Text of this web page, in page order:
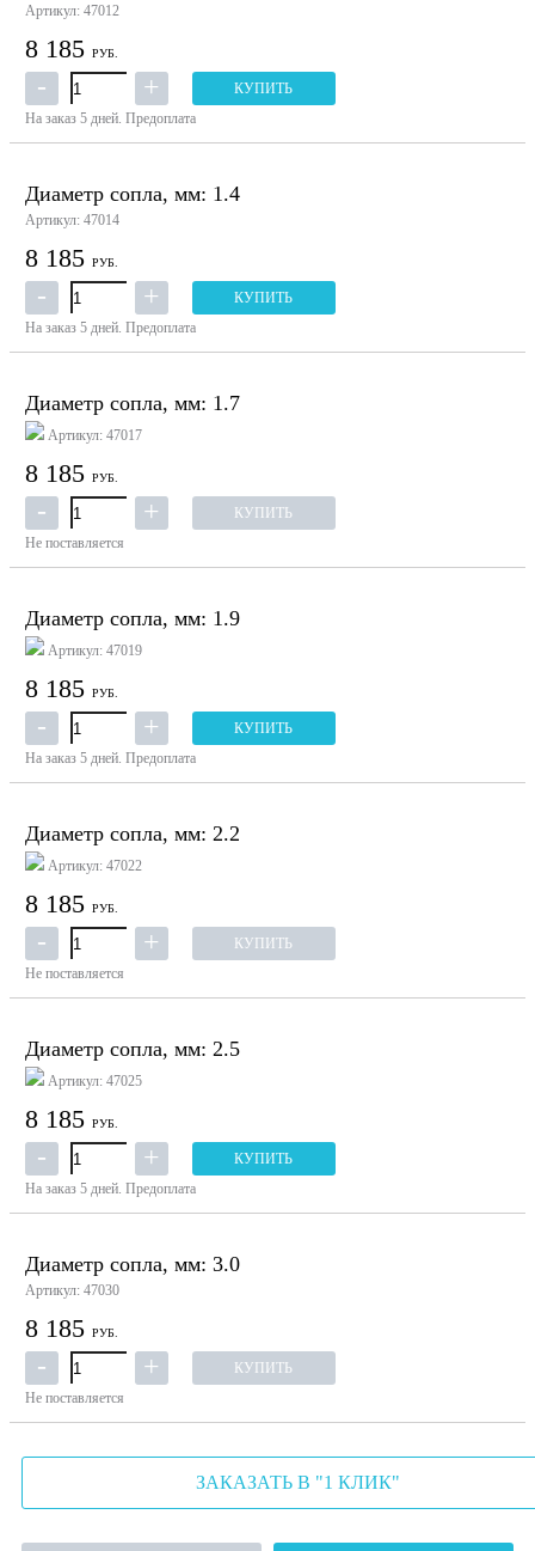
Артикул: 47012
8 185 РУБ.
КУПИТЬ
На заказ 5 дней. Предоплата
Диаметр сопла, мм: 1.4
Артикул: 47014
8 185 РУБ.
КУПИТЬ
На заказ 5 дней. Предоплата
Диаметр сопла, мм: 1.7
Артикул: 47017
8 185 РУБ.
КУПИТЬ
Не поставляется
Диаметр сопла, мм: 1.9
Артикул: 47019
8 185 РУБ.
КУПИТЬ
На заказ 5 дней. Предоплата
Диаметр сопла, мм: 2.2
Артикул: 47022
8 185 РУБ.
КУПИТЬ
Не поставляется
Диаметр сопла, мм: 2.5
Артикул: 47025
8 185 РУБ.
КУПИТЬ
На заказ 5 дней. Предоплата
Диаметр сопла, мм: 3.0
Артикул: 47030
8 185 РУБ.
КУПИТЬ
Не поставляется
ЗАКАЗАТЬ В "1 КЛИК"